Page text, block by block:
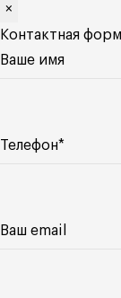
×
Контактная
Ваше имя
Телефон*
Ваш email